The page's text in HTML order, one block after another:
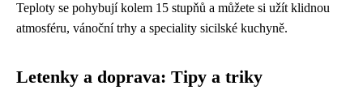
Teploty se pohybují kolem 15 stupňů a můžete si užít klidnou
atmosféru, vánoční trhy a speciality sicilské kuchyně.
Letenky a doprava: Tipy a triky